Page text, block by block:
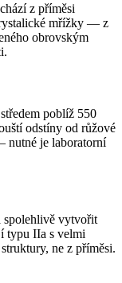
z příměsi
mřížky — z
obrovským
poblíž 550
odstíny od růžové
nutné je laboratorní
spolehlivě vytvořit
typu IIa s velmi
ne z příměsi.